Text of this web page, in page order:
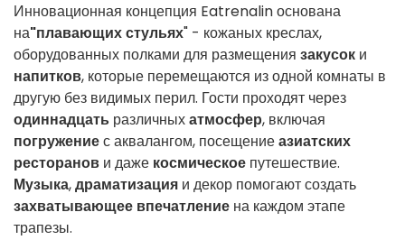
Инновационная концепция Eatrenalin основана
на"плавающих стульях" - кожаных креслах,
оборудованных полками для размещения закусок и
напитков, которые перемещаются из одной комнаты в
другую без видимых перил. Гости проходят через
одиннадцать различныхатмосфер, включая
погружениес аквалангом, посещениеазиатских
ресторанов и даже космическое путешествие.
Музыка,драматизация и декор помогают создать
захватывающее впечатление на каждом этапе
трапезы.